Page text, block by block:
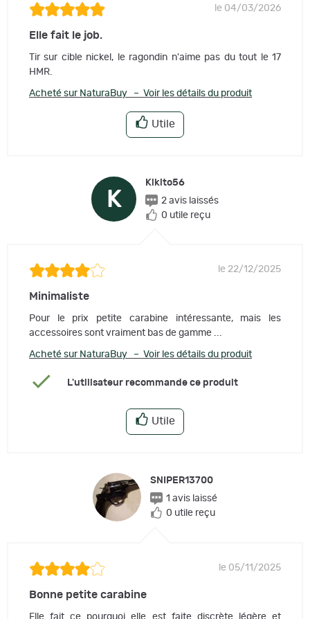
le 04/03/2026
Elle fait le job.
Tir sur cible nickel, le ragondin n'aime pas du tout le 17
HMR.
Acheté sur NaturaBuy – Voir les détails du produit
Utile
K
Kikito56
2 avis laissés
0 utile reçu
le 22/12/2025
Minimaliste
Pour le prix petite carabine intéressante, mais les
accessoires sont vraiment bas de gamme ...
Acheté sur NaturaBuy – Voir les détails du produit
L'utilisateur recommande ce produit
Utile
SNIPER13700
1 avis laissé
0 utile reçu
le 05/11/2025
Bonne petite carabine
Elle fait ce pourquoi elle est faite discrète légère et